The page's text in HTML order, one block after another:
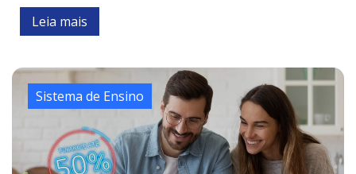
Leia mais
Sistema de Ensino